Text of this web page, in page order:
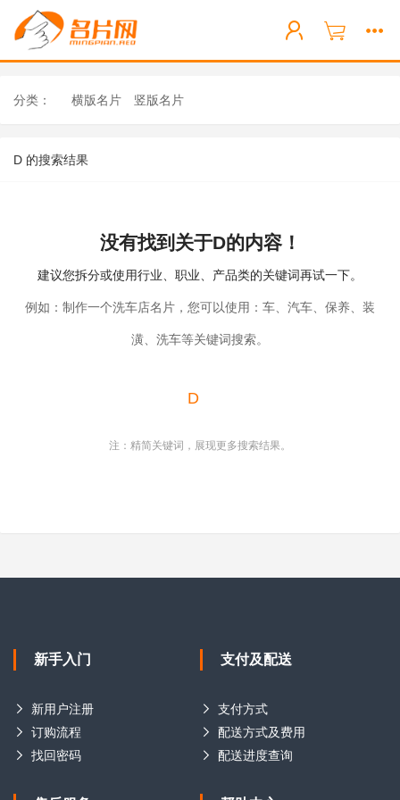
分类： 横版名片 竖版名片
D 的搜索结果
没有找到关于D的内容！
建议您拆分或使用行业、职业、产品类的关键词再试一下。
例如：制作一个洗车店名片，您可以使用：车、汽车、保养、装
潢、洗车等关键词搜索。
D
注：精简关键词，展现更多搜索结果。
新手入门
新用户注册
订购流程
找回密码
支付及配送
支付方式
配送方式及费用
配送进度查询